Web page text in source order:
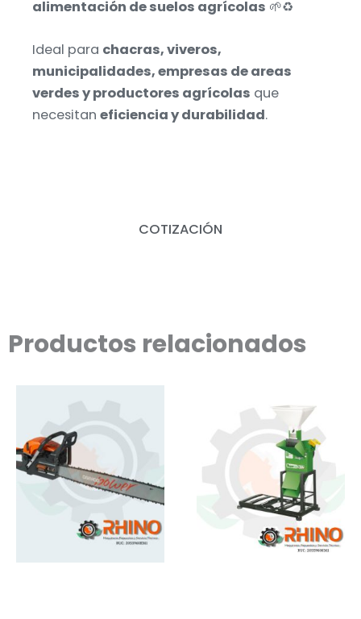
COTIZACIÓN
alimentación de suelos agrícolas 🌱♻️
Ideal para chacras, viveros,
municipalidades, empresas de areas
verdes y productores agrícolas que
necesitan eficiencia y durabilidad.
Productos relacionados